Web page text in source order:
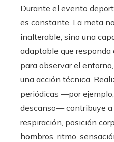
Durante el evento
es constante. La meta
inalterable, sino una
adaptable que
para observar el
una acción técnica.
periódicas —por
descanso— contribuye
respiración, posición
hombros, ritmo,